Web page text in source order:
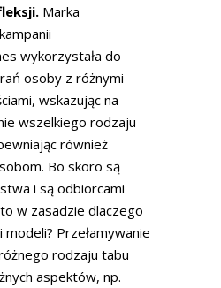
Marka
wykorzystała do
osoby z różnymi
wskazując na
wszelkiego rodzaju
również
Bo skoro są
i są odbiorcami
w zasadzie dlaczego
Przełamywanie
rodzaju tabu
aspektów, np.